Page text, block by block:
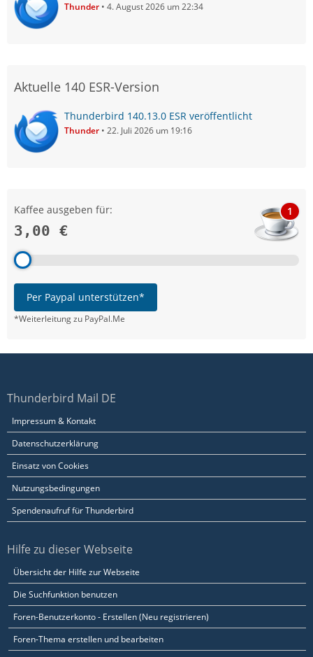
Thunder 4. August 2026 um 22:34
Aktuelle 140 ESR-Version
Thunderbird 140.13.0 ESR veröffentlicht
Thunder 22. Juli 2026 um 19:16
Kaffee ausgeben für:
3,00 €
1
Per Paypal unterstützen*
*Weiterleitung zu PayPal.Me
Thunderbird Mail DE
Impressum & Kontakt
Datenschutzerklärung
Einsatz von Cookies
Nutzungsbedingungen
Spendenaufruf für Thunderbird
Hilfe zu dieser Webseite
Übersicht der Hilfe zur Webseite
Die Suchfunktion benutzen
Foren-Benutzerkonto - Erstellen (Neu registrieren)
Foren-Thema erstellen und bearbeiten